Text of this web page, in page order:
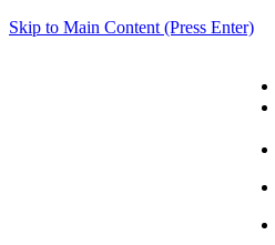
Skip to Main Content (Press Enter)